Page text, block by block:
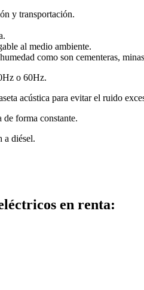
y transportación.
al medio ambiente.
como son cementeras,
o 60Hz.
acústica para evitar el ruido
de forma constante.
a diésel.
en renta: